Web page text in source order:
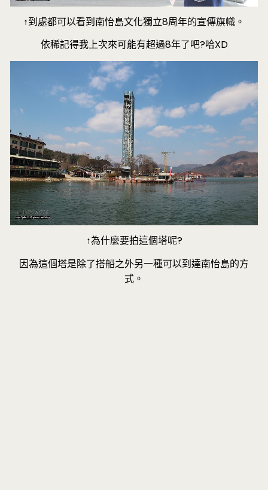
↑到處都可以看到南怡島文化獨立8周年的宣傳旗幟。
依稀記得我上次來可能有超過8年了吧?哈XD
↑為什麼要拍這個塔呢?
因為這個塔是除了搭船之外另一種可以到達南怡島的方
式。